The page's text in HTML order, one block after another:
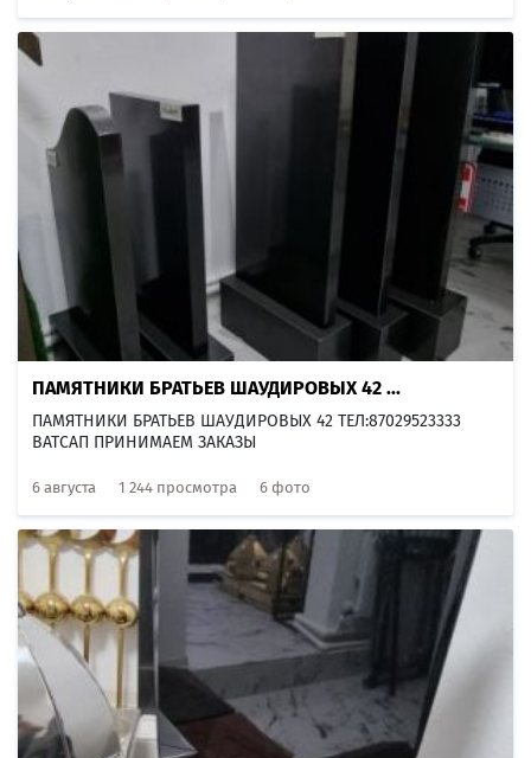
ПАМЯТНИКИ БРАТЬЕВ ШАУДИРОВЫХ 42 ...
ПАМЯТНИКИ БРАТЬЕВ ШАУДИРОВЫХ 42 ТЕЛ:87029523333
ВАТСАП ПРИНИМАЕМ ЗАКАЗЫ
6 августа 1 244 просмотра 6 фото